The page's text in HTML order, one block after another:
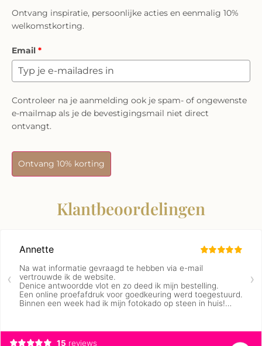
Ontvang inspiratie, persoonlijke acties en eenmalig 10%
welkomstkorting.
Email *
Controleer na je aanmelding ook je spam- of ongewenste
e-mailmap als je de bevestigingsmail niet direct
ontvangt.
Ontvang 10% korting
Klantbeoordelingen